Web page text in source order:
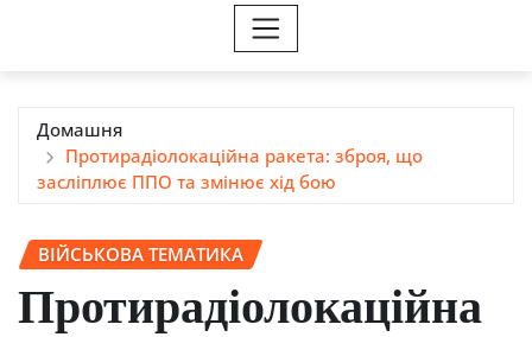
Домашня
Протирадіолокаційна ракета: зброя, що
засліплює ППО та змінює хід бою
ВІЙСЬКОВА ТЕМАТИКА
Протирадіолокаційна